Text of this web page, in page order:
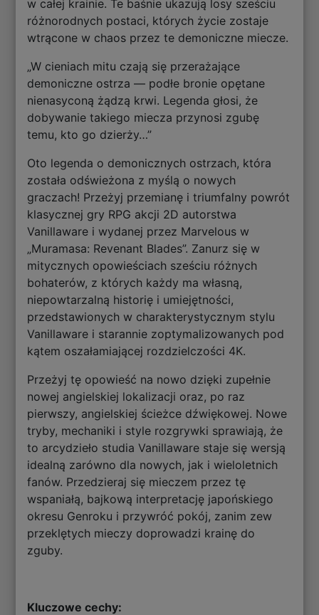
w całej krainie. Te baśnie ukazują losy sześciu
różnorodnych postaci, których życie zostaje
wtrącone w chaos przez te demoniczne miecze.
„W cieniach mitu czają się przerażające
demoniczne ostrza — podłe bronie opętane
nienasyconą żądzą krwi. Legenda głosi, że
dobywanie takiego miecza przynosi zgubę
temu, kto go dzierży…”
Oto legenda o demonicznych ostrzach, która
została odświeżona z myślą o nowych
graczach! Przeżyj przemianę i triumfalny powrót
klasycznej gry RPG akcji 2D autorstwa
Vanillaware i wydanej przez Marvelous w
„Muramasa: Revenant Blades”. Zanurz się w
mitycznych opowieściach sześciu różnych
bohaterów, z których każdy ma własną,
niepowtarzalną historię i umiejętności,
przedstawionych w charakterystycznym stylu
Vanillaware i starannie zoptymalizowanych pod
kątem oszałamiającej rozdzielczości 4K.
Przeżyj tę opowieść na nowo dzięki zupełnie
nowej angielskiej lokalizacji oraz, po raz
pierwszy, angielskiej ścieżce dźwiękowej. Nowe
tryby, mechaniki i style rozgrywki sprawiają, że
to arcydzieło studia Vanillaware staje się wersją
idealną zarówno dla nowych, jak i wieloletnich
fanów. Przedzieraj się mieczem przez tę
wspaniałą, bajkową interpretację japońskiego
okresu Genroku i przywróć pokój, zanim zew
przeklętych mieczy doprowadzi krainę do
zguby.
Kluczowe cechy: